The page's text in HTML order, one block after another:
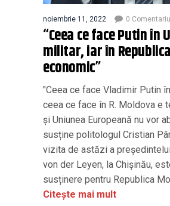
noiembrie 11, 2022 0 Comentariu
“Ceea ce face Putin
militar, iar în
economic”
"Ceea ce face Vladimir Putin
ceea ce face în R. Moldova e
și Uniunea Europeană nu vor
susține politologul Cristian
vizita de astăzi a
von der Leyen, la Chișinău,
susținere pentru Republica
Citește mai mult